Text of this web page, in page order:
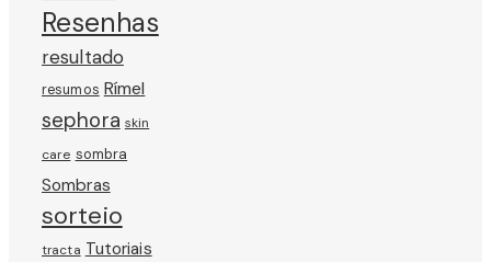
Resenhas
resultado
resumos Rímel
sephora skin
care sombra
Sombras
sorteio
tracta Tutoriais